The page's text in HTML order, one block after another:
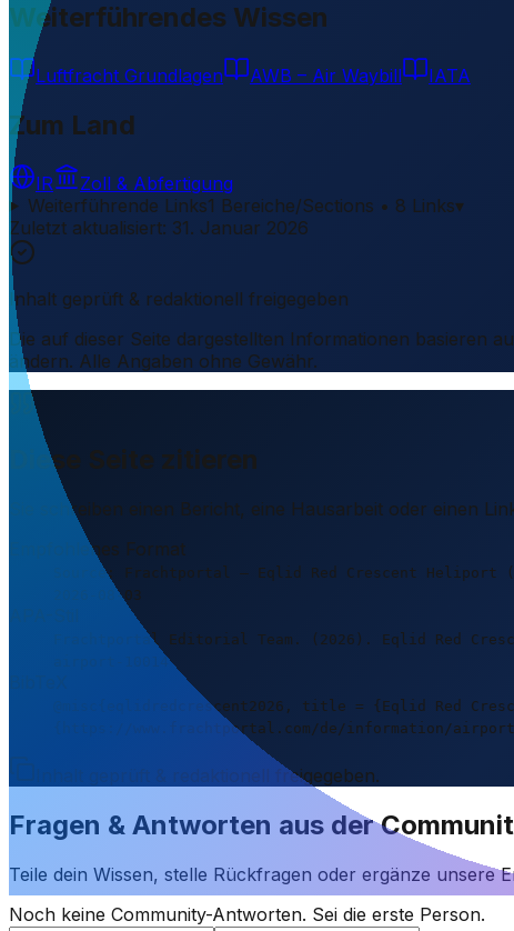
Weiterführendes Wissen
Luftfracht Grundlagen AWB – Air Waybill IATA
Zum Land
IR
Zoll & Abfertigung
Weiterführende Links1 Bereiche/Sections • 8 Links▾
Zuletzt aktualisiert: 31. Januar 2026
Inhalt geprüft & redaktionell freigegeben
Die auf dieser Seite dargestellten Informationen basieren
ändern. Alle Angaben ohne Gewähr.
Diese Seite zitieren
Sie schreiben einen Bericht, eine Hausarbeit oder einen
Empfohlenes Format
Source: Frachtportal – Eqlid Red Crescent
2026-08-03
Frachtportal Editorial Team. (2026). Eqlid Red
airport-10014
@misc{eqlidredcrescent2026, title = {Eqlid Red
{https://www.frachtportal.com/de/information/
Inhalt geprüft & redaktionell freigegeben.
Fragen & Antworten aus der
Teile dein Wissen, stelle Rückfragen oder ergänze
Noch keine Community-Antworten. Sei die erste Person.